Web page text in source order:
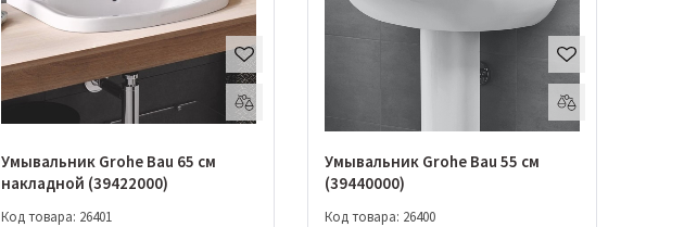
Умывальник Grohe Bau 65 см
накладной (39422000)
Код товара: 26401
Умывальник Grohe Bau 55 см
(39440000)
Код товара: 26400